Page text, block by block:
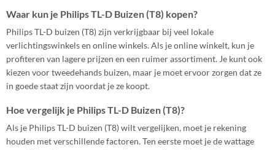
Waar kun je Philips TL-D Buizen (T8) kopen?
Philips TL-D buizen (T8) zijn verkrijgbaar bij veel lokale
verlichtingswinkels en online winkels. Als je online winkelt, kun je
profiteren van lagere prijzen en een ruimer assortiment. Je kunt ook
kiezen voor tweedehands buizen, maar je moet ervoor zorgen dat ze
in goede staat zijn voordat je ze koopt.
Hoe vergelijk je Philips TL-D Buizen (T8)?
Als je Philips TL-D buizen (T8) wilt vergelijken, moet je rekening
houden met verschillende factoren. Ten eerste moet je de wattage